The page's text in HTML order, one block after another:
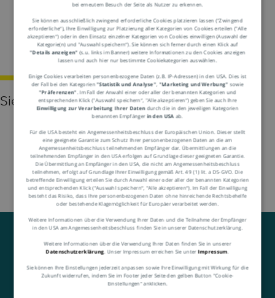
ISO-Container
Siehe Container
bei erneutem Besuch der Seite als Nutzer zu erkennen.
Sie können ausschließlich zwingend erforderliche Cookies platzieren lassen ("Zwingend
erforderliche“), Ihre Einwilligung zur Platzierung aller Kategorien von Cookies erteilen ("Alle
akzeptieren“) oder in den Einsatz einzelner Kategorien von Cookies einwilligen (Auswahl der
Kategorie(n) und "Auswahl speichern“). Sie können sich ferner durch einen Klick auf
"Details anzeigen" (s.u. links im Banner) weitere Informationen zu den Cookies anzeigen
lassen und auch hier nur bestimmte Cookiekategorien auswählen.
Einige Cookies verarbeiten personenbezogene Daten (z.B. IP-Adressen) in den USA. Dies ist
der Fall bei den Kategorien"Statistik und Analyse" ,"Marketing und Werbung" sowie
"Präferenzen" . Im Fall der Anwahl einer oder aller der benannten Kategorien und
entsprechenden Klick ("Auswahl speichern“, "Alle akzeptieren“) geben Sie auch Ihre
Einwilligung zur Verarbeitung Ihrer Datendurch die in den jeweiligen Kategorien
benannten Empfängerin den USA ab.
Für die USA besteht ein Angemessenheitsbeschluss der Europäischen Union. Dieser stellt
eine geeignete Garantie zum Schutz Ihrer personenbezogenen Daten an die am
Angemessenheitsbeschluss teilnehmenden Empfänger dar. Übermittlungen an die
teilnehmenden Empfänger in den USA erfolgen auf Grundlage dieser geeigneten Garantie.
Die Übermittlung an Empfänger in den USA, die nicht am Angemessenheitsbeschluss
teilnehmen, erfolgt auf Grundlage Ihrer Einwilligung gemäß Art. 49 (1) lit. a DS-GVO. Die
betreffende Einwilligung erteilen Sie durch Anwahl einer oder aller der benannten Kategorien
und entsprechenden Klick ("Auswahl speichern“, "Alle akzeptieren“). Im Fall der Einwilligung
besteht das Risiko, dass Ihre personenbezogenen Daten ohne hinreichende Rechtsbehelfe
oder bestehende Klagemöglichkeit für Europäer verarbeitet werden.
Weitere Informationen über die Verwendung Ihrer Daten und die Teilnahme der Empfänger
in den USA am Angemessenheitsbeschluss finden Sie in unserer Datenschutzerklärung.
Weitere Informationen über die Verwendung Ihrer Daten finden Sie in unserer
Datenschutzerklärung . Unser Impressum erreichen Sie unterImpressum.
Sie können Ihre Einstellungen jederzeit anpassen sowie Ihre Einwilligung mit Wirkung für die
Zukunft widerrufen, indem Sie im Footer jeder Seite den gelben Button "Cookie-
Einstellungen" anklicken.